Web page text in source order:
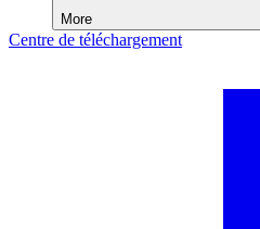
More
Centre de téléchargement